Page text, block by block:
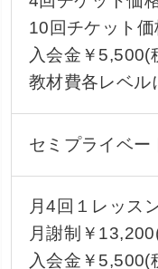
10回チケット
入会金￥5,500(
教材費各レベル
セミプライベー
月4回１レッス
月謝制￥
入会金￥5,500(